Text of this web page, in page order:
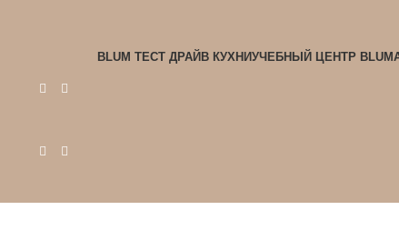
BLUM ТЕСТ ДРАЙВ КУХНИУЧЕБНЫЙ ЦЕНТР